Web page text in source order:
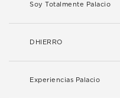
Soy Totalmente Palacio
DHIERRO
Experiencias Palacio